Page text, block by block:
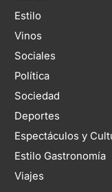
Estilo
Vinos
Sociales
Política
Sociedad
Deportes
Espectáculos y
Estilo Gastronomía
Viajes